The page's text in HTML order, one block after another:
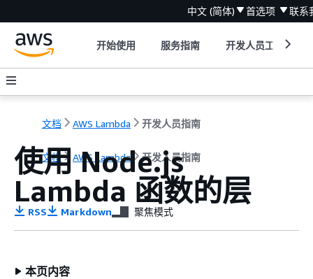
中文 (简体) 首选项 联系
开始使用 服务指南 开发人员工具
文档 AWS Lambda 开发人员指南
文档 AWS Lambda 开发人员指南
使用 Node.js
Lambda 函数的层
RSS Markdown 聚焦模式
本页内容